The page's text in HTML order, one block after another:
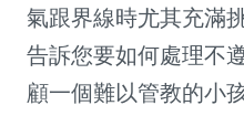
氣跟界線時尤其充滿
告訴您要如何處理不
顧一個難以管教的小